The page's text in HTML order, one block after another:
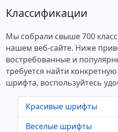
Классификации
Мы собрали свыше 700
нашем веб-сайте. Ниже
востребованные и
требуется найти
шрифта, воспользуйтесь
Красивые шрифты
Веселые шрифты